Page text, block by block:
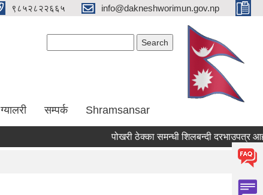
९८५२८२२६६५ info@dakneshworimun.gov.np
ग्यालरी सम्पर्क Shramsansar
पोखरी ठेक्का समन्धी शिलबन्दी दरभाउपत्र